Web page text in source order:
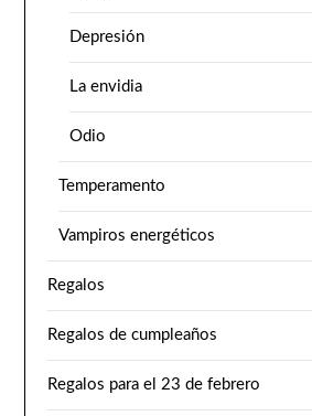
Depresión
La envidia
Odio
Temperamento
Vampiros energéticos
Regalos
Regalos de cumpleaños
Regalos para el 23 de febrero